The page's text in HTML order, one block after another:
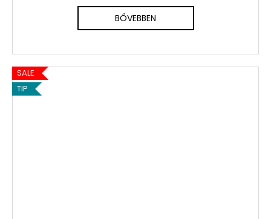
BŐVEBBEN
SALE
TIP